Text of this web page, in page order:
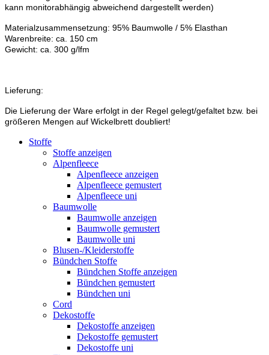
kann monitorabhängig abweichend dargestellt werden)
Materialzusammensetzung: 95% Baumwolle / 5% Elasthan
Warenbreite: ca. 150 cm
Gewicht: ca. 300 g/lfm
Lieferung:
Die Lieferung der Ware erfolgt in der Regel gelegt/gefaltet bzw. bei
größeren Mengen auf Wickelbrett doubliert!
Stoffe
Stoffe anzeigen
Alpenfleece
Alpenfleece anzeigen
Alpenfleece gemustert
Alpenfleece uni
Baumwolle
Baumwolle anzeigen
Baumwolle gemustert
Baumwolle uni
Blusen-/Kleiderstoffe
Bündchen Stoffe
Bündchen Stoffe anzeigen
Bündchen gemustert
Bündchen uni
Cord
Dekostoffe
Dekostoffe anzeigen
Dekostoffe gemustert
Dekostoffe uni